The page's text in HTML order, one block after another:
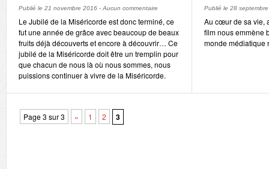
Publié le 21 novembre 2016 - Aucun commentaire
Le Jubilé de la Miséricorde est donc terminé, ce
fut une année de grâce avec beaucoup de beaux
fruits déjà découverts et encore à découvrir… Ce
jubilé de la Miséricorde doit être un tremplin pour
que chacun de nous là où nous sommes, nous
puissions continuer à vivre de la Miséricorde.
Publié le 28
Au cœur de sa vie,
film nous emmène
monde médiatique
Page 3 sur 3 « 1 2 3